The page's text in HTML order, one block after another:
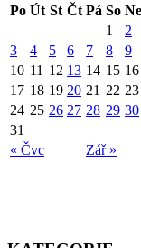
Po Út St Čt Pá So Ne
« Čvc Zář »
1
2
3
4 5 6 7 8
9
10 11 12 13 14 15 16
17 18 19 20 21 22 23
24 25 26 27 28 29 30
31